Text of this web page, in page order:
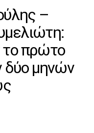
–
πρώτο
δύο μηνών